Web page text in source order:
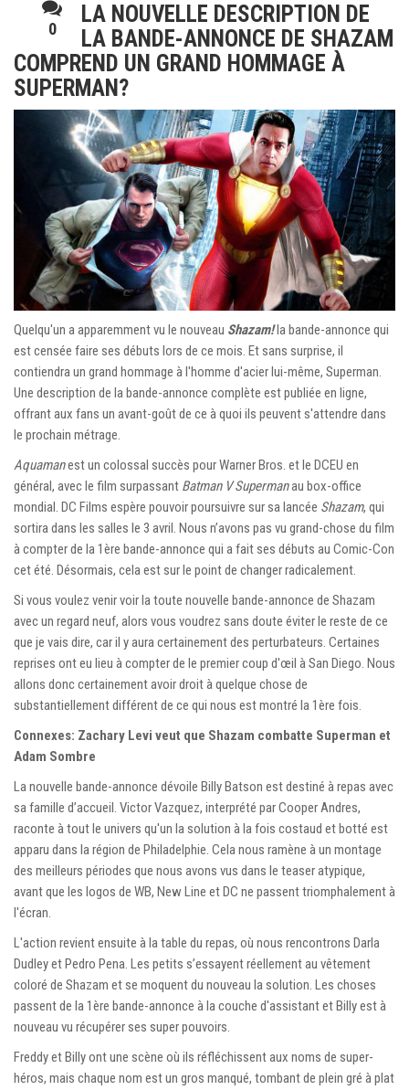
0
LA NOUVELLE DESCRIPTION DE
LA BANDE-ANNONCE DE SHAZAM
COMPREND UN GRAND HOMMAGE À
SUPERMAN?
Quelqu'un a apparemment vu le nouveau Shazam!la bande-annonce qui
est censée faire ses débuts lors de ce mois. Et sans surprise, il
contiendra un grand hommage à l'homme d'acier lui-même, Superman.
Une description de la bande-annonce complète est publiée en ligne,
offrant aux fans un avant-goût de ce à quoi ils peuvent s'attendre dans
le prochain métrage.
Aquamanest un colossal succès pour Warner Bros. et le DCEU en
général, avec le film surpassant Batman V Supermanau box-office
mondial. DC Films espère pouvoir poursuivre sur sa lancée Shazam, qui
sortira dans les salles le 3 avril. Nous n’avons pas vu grand-chose du film
à compter de la 1ère bande-annonce qui a fait ses débuts au Comic-Con
cet été. Désormais, cela est sur le point de changer radicalement.
Si vous voulez venir voir la toute nouvelle bande-annonce de Shazam
avec un regard neuf, alors vous voudrez sans doute éviter le reste de ce
que je vais dire, car il y aura certainement des perturbateurs. Certaines
reprises ont eu lieu à compter de le premier coup d'œil à San Diego. Nous
allons donc certainement avoir droit à quelque chose de
substantiellement différent de ce qui nous est montré la 1ère fois.
Connexes: Zachary Levi veut que Shazam combatte Superman et
Adam Sombre
La nouvelle bande-annonce dévoile Billy Batson est destiné à repas avec
sa famille d’accueil. Victor Vazquez, interprété par Cooper Andres,
raconte à tout le univers qu'un la solution à la fois costaud et botté est
apparu dans la région de Philadelphie. Cela nous ramène à un montage
des meilleurs périodes que nous avons vus dans le teaser atypique,
avant que les logos de WB, New Line et DC ne passent triomphalement à
l'écran.
L'action revient ensuite à la table du repas, où nous rencontrons Darla
Dudley et Pedro Pena. Les petits s’essayent réellement au vêtement
coloré de Shazam et se moquent du nouveau la solution. Les choses
passent de la 1ère bande-annonce à la couche d'assistant et Billy est à
nouveau vu récupérer ses super pouvoirs.
Freddy et Billy ont une scène où ils réfléchissent aux noms de super-
héros, mais chaque nom est un gros manqué, tombant de plein gré à plat